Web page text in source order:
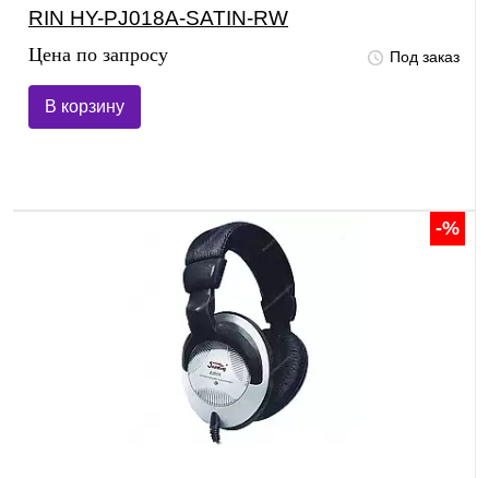
RIN HY-PJ018A-SATIN-RW
Цена по запросу Под заказ
В корзину
-%